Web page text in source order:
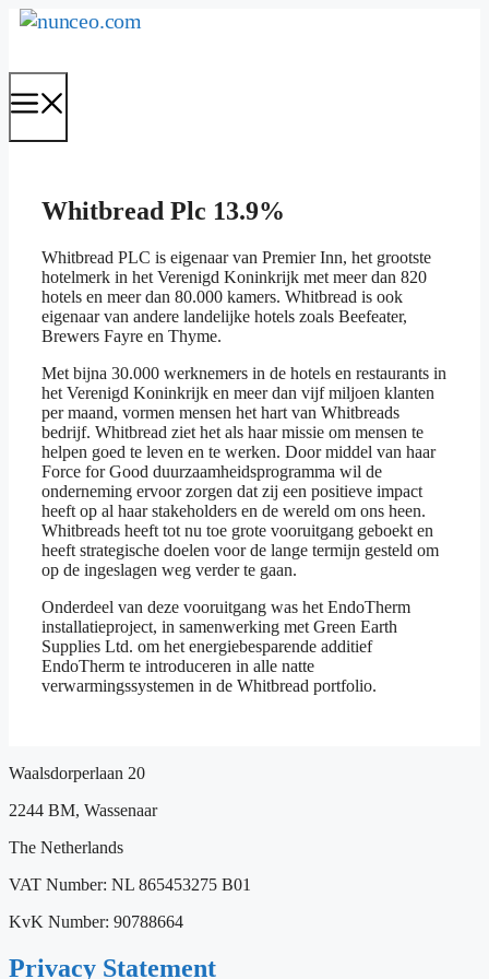
Ga
inhoud
Whitbread Plc 13.9%
Whitbread PLC is eigenaar van Premier Inn, het grootste
hotelmerk in het Verenigd Koninkrijk met meer dan 820
hotels en meer dan 80.000 kamers. Whitbread is ook
eigenaar van andere landelijke hotels zoals Beefeater,
Brewers Fayre en Thyme.
Met bijna 30.000 werknemers in de hotels en restaurants in
het Verenigd Koninkrijk en meer dan vijf miljoen klanten
per maand, vormen mensen het hart van Whitbreads
bedrijf. Whitbread ziet het als haar missie om mensen te
helpen goed te leven en te werken. Door middel van haar
Force for Good duurzaamheidsprogramma wil de
onderneming ervoor zorgen dat zij een positieve impact
heeft op al haar stakeholders en de wereld om ons heen.
Whitbreads heeft tot nu toe grote vooruitgang geboekt en
heeft strategische doelen voor de lange termijn gesteld om
op de ingeslagen weg verder te gaan.
Onderdeel van deze vooruitgang was het EndoTherm
installatieproject, in samenwerking met Green Earth
Supplies Ltd. om het energiebesparende additief
EndoTherm te introduceren in alle natte
verwarmingssystemen in de Whitbread portfolio.
Waalsdorperlaan 20
2244 BM, Wassenaar
The Netherlands
VAT Number: NL 865453275 B01
KvK Number: 90788664
Privacy Statement